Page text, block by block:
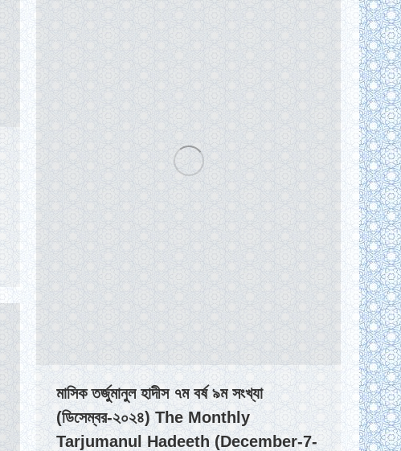
মাসিক তর্জুমানুল হাদীস ৭ম বর্ষ ৯ম সংখ্যা
(ডিসেম্বর-২০২৪) The Monthly
Tarjumanul Hadeeth (December-7-